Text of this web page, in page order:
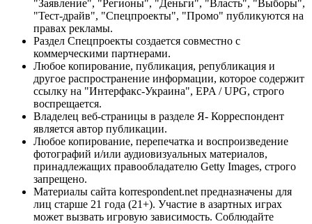
"Заявление", "Регионы", "Деньги", "Власть", "Выборы",
"Тест-драйв", "Спецпроекты", "Промо" публикуются на
правах рекламы.
Раздел Спецпроекты создается совместно с
коммерческими партнерами.
Любое копирование, публикация, републикация и
другое распространение информации, которое содержит
ссылку на "Интерфакс-Украина", EPA / UPG, строго
воспрещается.
Владелец веб-страницы в разделе Я- Корреспондент
является автор публикации.
Любое копирование, перепечатка и воспроизведение
фотографий и/или аудиовизуальных материалов,
принадлежащих правообладателю Getty Images, строго
запрещено.
Материалы сайта korrespondent.net предназначены для
лиц старше 21 года (21+). Участие в азартных играх
может вызвать игровую зависимость. Соблюдайте